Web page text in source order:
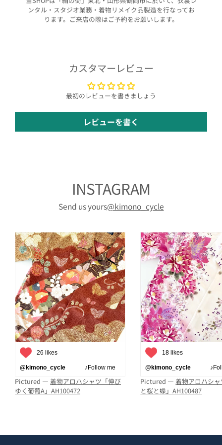
ンタル・スタジオ業務・着物リメイク品製造を行なってお
ります。ご来店の際はご予約をお願いします。
カスタマーレビュー
最初のレビューを書きましょう
レビューを書く
INSTAGRAM
Send us yours@kimono_cycle
26 likes
@kimono_cycle ♪Follow me
Pictured — 着物アロハシャツ「伸び
ゆく葡萄A」AH100472
18 likes
@kimono_cycle
Pictured —着物アロハシ
と桜と蝶」AH100487